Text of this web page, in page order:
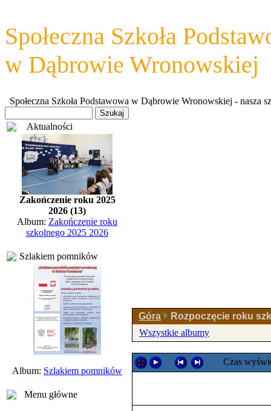
Społeczna Szkoła
w Dąbrowie Wronowskiej
Społeczna Szkoła Podstawowa w Dąbrowie Wronowskiej - nasza
Aktualności
Zakończenie roku 2025
2026 (13)
Album: Zakończenie roku
szkolnego 2025 2026
Szlakiem pomników
Album: Szlakiem pomników
Menu główne
Góra
Rozpoczęcie roku
Wszystkie albumy
Czas